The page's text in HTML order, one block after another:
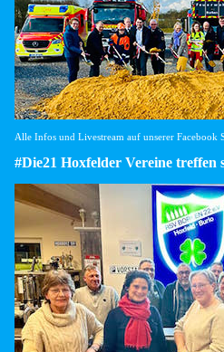
Alle Infos und Livestream auf unserer Facebook
#Die21 Hoxfelder Vereine treffen